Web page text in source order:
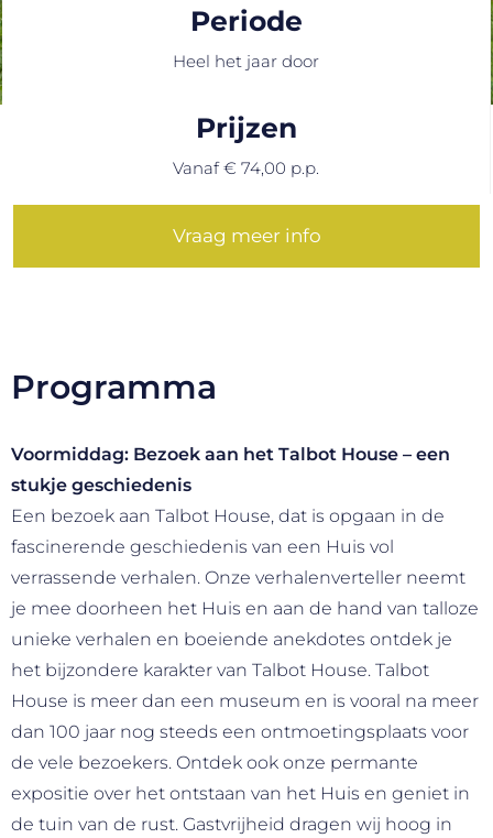
Periode
Heel het jaar door
Prijzen
Vanaf € 74,00 p.p.
Vraag meer info
Programma
Voormiddag: Bezoek aan het Talbot House – een
stukje geschiedenis
Een bezoek aan Talbot House, dat is opgaan in de
fascinerende geschiedenis van een Huis vol
verrassende verhalen. Onze verhalenverteller neemt
je mee doorheen het Huis en aan de hand van talloze
unieke verhalen en boeiende anekdotes ontdek je
het bijzondere karakter van Talbot House. Talbot
House is meer dan een museum en is vooral na meer
dan 100 jaar nog steeds een ontmoetingsplaats voor
de vele bezoekers. Ontdek ook onze permante
expositie over het ontstaan van het Huis en geniet in
de tuin van de rust. Gastvrijheid dragen wij hoog in